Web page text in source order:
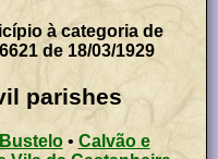
à categoria de
de 18/03/1929
parishes
Bustelo• Calvão e